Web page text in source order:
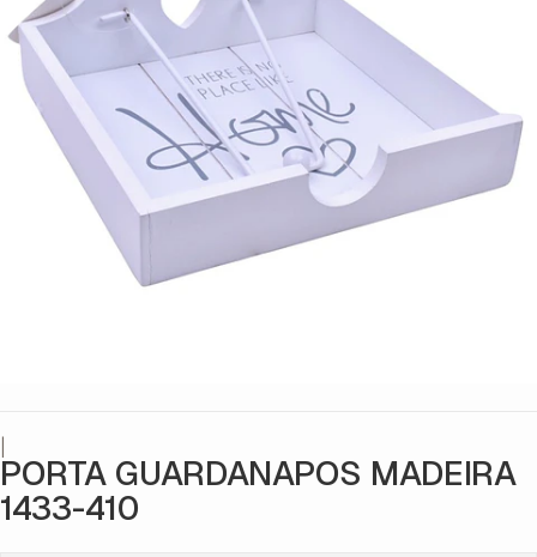
PORTA GUARDANAPOS MADEIRA
1433-410